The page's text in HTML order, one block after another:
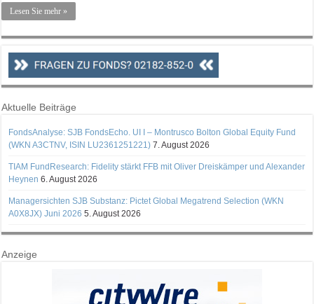
Lesen Sie mehr »
Aktuelle Beiträge
FondsAnalyse: SJB FondsEcho. UI I – Montrusco Bolton Global Equity Fund
(WKN A3CTNV, ISIN LU2361251221) 7. August 2026
TIAM FundResearch: Fidelity stärkt FFB mit Oliver Dreiskämper und Alexander
Heynen 6. August 2026
Managersichten SJB Substanz: Pictet Global Megatrend Selection (WKN
A0X8JX) Juni 2026 5. August 2026
Anzeige